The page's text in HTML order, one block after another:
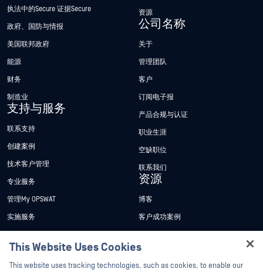
执法中的Secure 证据Secure
政府、国防与情报
美国联邦政府
能源
财务
制造业
支持与服务
联系支持
创建案例
技术客户管理
专业服务
管理My OPSWAT
实施服务
技术文档
培训
资源
公司名称
关于
管理团队
客户
订阅电子报
产品合规与认证
职业生涯
空缺职位
联系我们
资源
博客
客户成功案例
新闻报道
活动
This Website Uses Cookies
This website uses tracking technologies, such as cookies, to enable our
Hey there!